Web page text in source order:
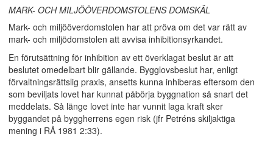
MARK- OCH MILJÖÖVERDOMSTOLENS DOMSKÄL
Mark- och miljööverdomstolen har att pröva om det var rätt av
mark- och miljödomstolen att avvisa inhibitionsyrkandet.
En förutsättning för inhibition av ett överklagat beslut är att
beslutet omedelbart blir gällande. Bygglovsbeslut har, enligt
förvaltningsrättslig praxis, ansetts kunna inhiberas eftersom den
som beviljats lovet har kunnat påbörja byggnation så snart det
meddelats. Så länge lovet inte har vunnit laga kraft sker
byggandet på byggherrens egen risk (jfr Petréns skiljaktiga
mening i RÅ 1981 2:33).